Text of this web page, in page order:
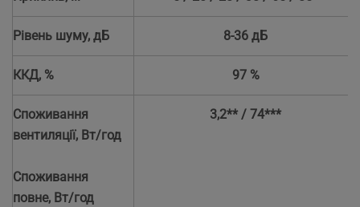
Рівень шуму, дБ 8-36 дБ
ККД, % 97 %
Споживання
вентиляції, Вт/год
Споживання
повне, Вт/год
3,2** / 74***